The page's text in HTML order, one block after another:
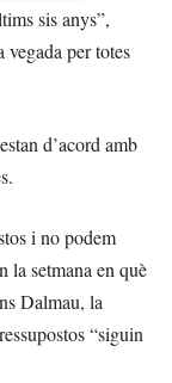
sis anys”,
vegada per totes
d’acord amb
i no podem
la setmana en què
Dalmau, la
“siguin